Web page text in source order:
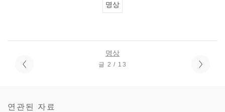
명상
명상
글 2 / 13
연관된 자료